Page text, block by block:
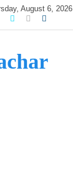
August 6, 2026